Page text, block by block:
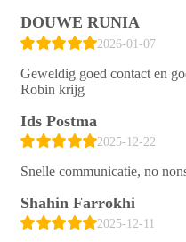
DOUWE RUNIA
2026-01-07
Geweldig goed contact en
Robin krijg
Ids Postma
2025-12-22
Snelle communicatie, no
Shahin Farrokhi
2025-12-11